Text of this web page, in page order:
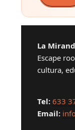
La
Escape
cultura,
Tel: 633
Email: